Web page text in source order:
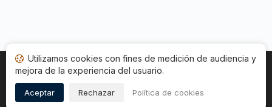
Inicio Estado opiniones Categorías
Copyright © 2026
Utilizamos cookies con fines de medición de audiencia y
mejora de la experiencia del usuario.
Aceptar Rechazar Política de cookies